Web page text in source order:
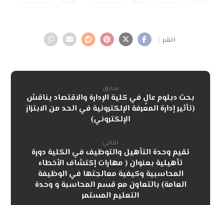
سابق
بحث دبلوم عالٍ في كلية الإدارة والاقتصاد يناقش
(تأثير إدارة المعرفة الإلكترونية في الحد من الابتزاز
الإلكتروني)
التالي
تقيم وحدة التأهيل والتوظيف في الكلية دورة
تأهيلية بعنوان ( مهارات إكتشاف الأخطاء
المحاسبية وكيفية معالجتها في الوظيفة
العامة) بالتعاون مع قسم المحاسبة و وحدة
التعليم المستمر